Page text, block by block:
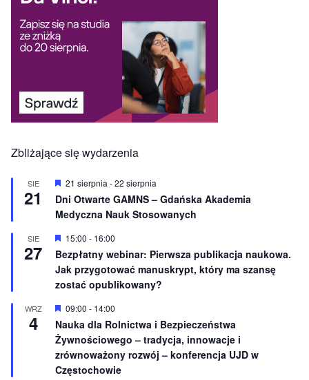
Zbliżające się wydarzenia
SIE
21
W
r
ó
n
o
n
e
21 sierpnia -22 sierpnia
Dni Otwarte GAMNS – Gdańska Akademia
Medyczna Nauk Stosowanych
SIE
27
W
r
ó
ż
n
i
o
n
e
15:00 - 16:00
Bezpłatny webinar: Pierwsza publikacja naukowa.
Jak przygotować manuskrypt, który ma szansę
zostać opublikowany?
WRZ
4
W
r
ó
ż
n
i
09:00 - 14:00
Nauka dla Rolnictwa i Bezpieczeństwa
Żywnościowego – tradycja, innowacje i
zrównoważony rozwój – konferencja UJD w
Częstochowie